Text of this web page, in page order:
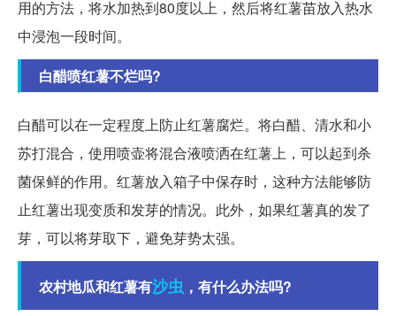
用的方法，将水加热到80度以上，然后将红薯苗放入热水
中浸泡一段时间。
白醋喷红薯不烂吗?
白醋可以在一定程度上防止红薯腐烂。将白醋、清水和小
苏打混合，使用喷壶将混合液喷洒在红薯上，可以起到杀
菌保鲜的作用。红薯放入箱子中保存时，这种方法能够防
止红薯出现变质和发芽的情况。此外，如果红薯真的发了
芽，可以将芽取下，避免芽势太强。
农村地瓜和红薯有沙虫 ，有什么办法吗?